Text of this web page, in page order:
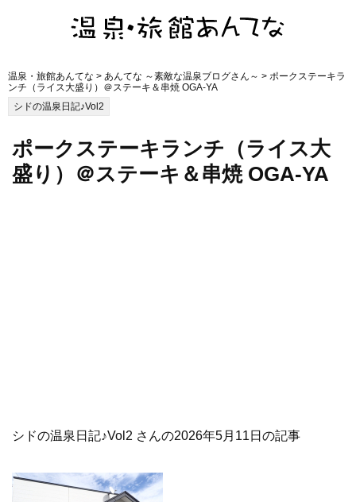
温泉・旅館あんてな > あんてな ～素敵な温泉ブログさん～ > ポークステーキラ
ンチ（ライス大盛り）＠ステーキ＆串焼 OGA-YA
シドの温泉日記♪Vol2
ポークステーキランチ（ライス大
盛り）＠ステーキ＆串焼 OGA-YA
シドの温泉日記♪Vol2 さんの2026年5月11日の記事